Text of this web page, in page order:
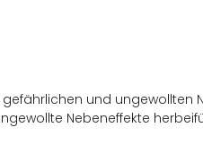
und ungewollten
Nebeneffekte